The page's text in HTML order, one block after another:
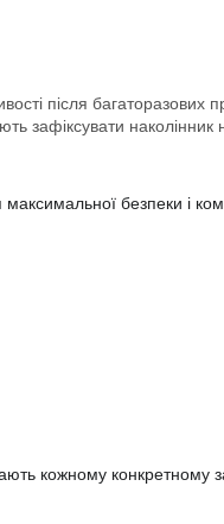
після багаторазових
зафіксувати наколінник
безпеки і
кожному конкретному